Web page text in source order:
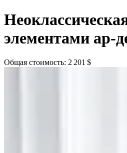
элементами ар-
Общая стоимость: 2 201 $